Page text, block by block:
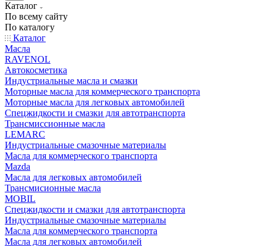
Каталог
По всему сайту
По каталогу
Каталог
Масла
RAVENOL
Автокосметика
Индустриальные масла и смазки
Моторные масла для коммерческого транспорта
Моторные масла для легковых автомобилей
Спецжидкости и смазки для автотранспорта
Трансмиссионные масла
LEMARC
Индустриальные смазочные материалы
Масла для коммерческого транспорта
Mazda
Масла для легковых автомобилей
Трансмисионные масла
MOBIL
Cпецжидкости и смазки для автотранспорта
Индустриальные смазочные материалы
Масла для коммерческого транспорта
Масла для легковых автомобилей